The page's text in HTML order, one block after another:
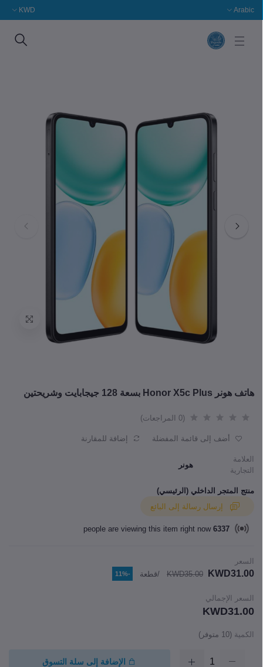
Arabic
KWD
هاتف هونر Honor X5c Plus بسعة 128 جيجابايت وشريحتين
(0 المراجعات)
أضف إلى قائمة المفضلة إضافة للمقارنة
العلامة
التجارية
هونر
منتج المتجر الداخلي (الرئيسي)
6337
people are viewing this item right now
السعر
KWD31.00
KWD35.00 /قطعة -11%
السعر الإجمالي
KWD31.00
الكمية (
10 متوفر)
الإضافة إلى سلة التسوق